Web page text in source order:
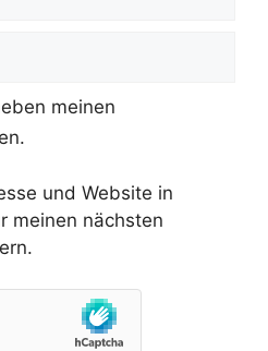
meinen
und Website in
meinen nächsten